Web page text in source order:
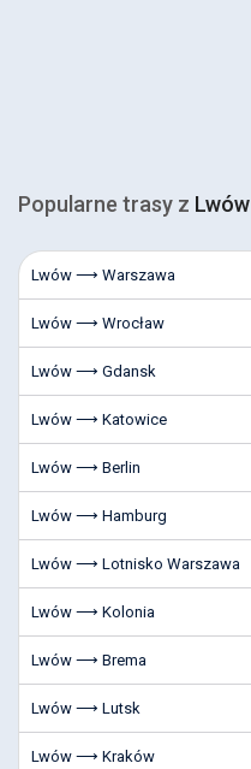
Popularne trasy z Lwów
Lwów ⟶ Warszawa
Lwów ⟶ Wrocław
Lwów ⟶ Gdansk
Lwów ⟶ Katowice
Lwów ⟶ Berlin
Lwów ⟶ Hamburg
Lwów ⟶ Lotnisko Warszawa
Lwów ⟶ Kolonia
Lwów ⟶ Brema
Lwów ⟶ Lutsk
Lwów ⟶ Kraków